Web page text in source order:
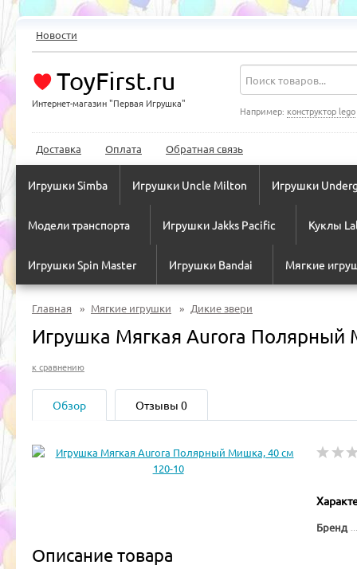
Новости
Интернет-магазин "Первая Игрушка"
Например: конструктор lego
Доставка Оплата Обратная связь
Игрушки Simba Игрушки Uncle Milton Игрушки
Модели транспорта Игрушки Jakks Pacific Куклы
Игрушки Spin Master Игрушки Bandai Мягкие
Главная » Мягкие игрушки » Дикие звери
Игрушка Мягкая Aurora Полярный
к сравнению
Обзор Отзывы 0
Бренд
Описание товара